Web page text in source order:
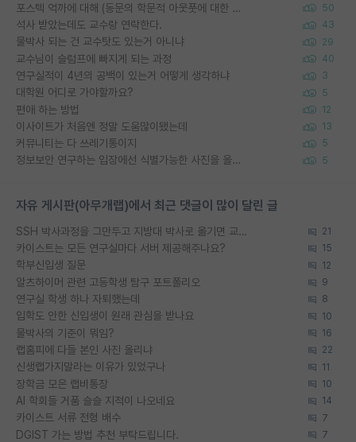
포스텍 억까에 대해 (동문의 학문적 아웃풋에 대한 반박) 50
석사 받았는데도 교수랑 연락한다. 43
물박사 되는 건 교수탓도 있는거 아니냐 29
교수님이 슬럼프에 빠지게 되는 과정 40
연구실적이 4년의 공백이 있는거 어떻게 생각하냐 3
대학원 어디로 가야할까요? 5
편애 하는 방법 12
이사이트가 처음엔 정말 도움많이됐는데 13
커뮤니티는 다 쓰레기통이지 5
정보보안 연구하는 입장에선 식별가능한 사진을 올리는건 비추이긴함 5
자유 게시판(아무개랩)에서 최근 댓글이 많이 달린 글
SSH 박사과정을 그만두고 지방대 박사로 옮기면 교수의 꿈은 끝일까요? 21
카이스트는 모든 연구실마다 서버 제공해주나요? 15
학부신입생 질문 12
알츠하이머 관련 고등학생 탐구 포트폴리오 9
연구실 학생 하나 자퇴했는데 8
입학도 안한 신입생이 원래 관심을 받나요 10
물박사의 기준이 뭐임? 16
랩홈피에 다들 본인 사진 올리냐 22
신생랩가지말라는 이유가 있었구나 11
장학금 모은 랩비통장 10
AI 학회들 거품 슬슬 지적이 나오네요 14
카이스트 서류 전형 배수 7
DGIST 가는 방법 추천 부탁드립니다. 7